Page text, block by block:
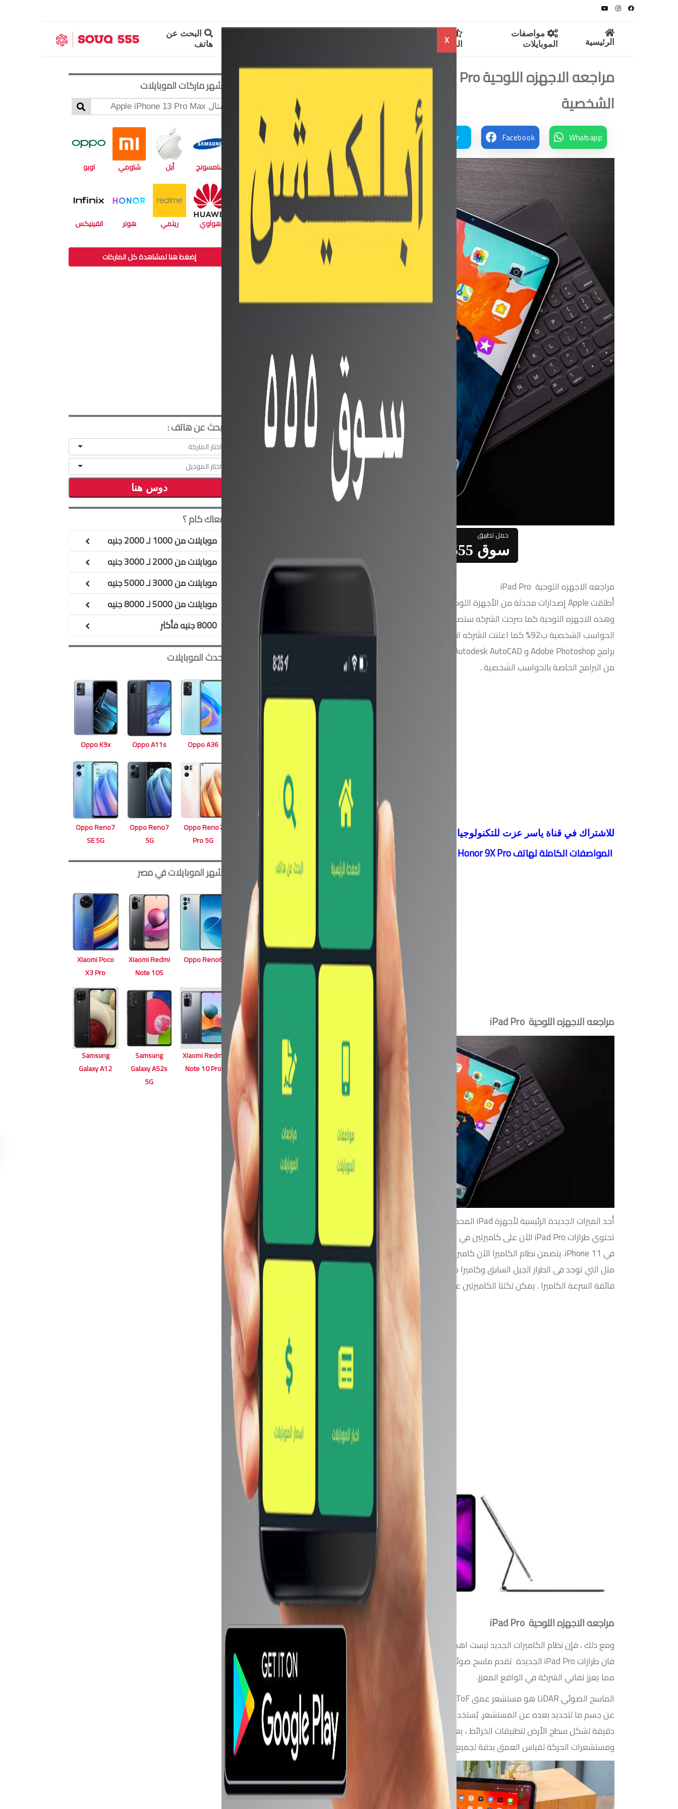
البحث عن
هاتف
الموبايلات
مواصفات
الموبايلات
الرئيسية
مراجعه الاجهزه اللوحية iPad Pro الجديدة بديل الحواسب
الشخصية
Whatsapp
Facebook
Twitter
سوق 555 علي الاندرويد
مراجعه الاجهزه اللوحية iPad Pro
أطلقت Apple إصدارات محدثة من الأجهزة اللوحية iPad Pro
وهذه الاجهزه اللوحية كما صرحت الشركه ستصبح اقوي من اجهزه
الحواسب الشخصية ب92% كما اعلنت الشركه انه سيمكن تشغيل
برامجAdobe Photoshop و Autodesk AutoCAD وغيرها
من البرامج الخاصة بالحواسب الشخصية .
للاشتراك في قناة ياسر عزت للتكنولوجيا اضغط هنا
المواصفات الكاملة لهاتف Honor 9X Pro اضغط هنا
مراجعه الاجهزه اللوحية iPad Pro
أحد الميزات الجديدة الرئيسية لأجهزة iPad المحدثة هذه هو نظام الكاميرا الجديد.
تحتوي طرازات iPad Pro الآن على كاميرتين في الخلف بنفش الطراز الموجودة
في iPhone 11. يتضمن نظام الكاميرا الآن كاميرا عادية بدقة 12 ميجابكسل f / 1.8
مثل التي توجد فى الطراز الجيل السابق وكاميرا جديدة بدقة 10 ميجابكسل f / 2.4
فائقة السرعة الكاميرا . يمكن لكلتا الكاميرتين عمل فيديو بدقة 4K حتى 60 إطارًا في الثانية.
مراجعه الاجهزه اللوحية iPad Pro
ومع ذلك ، فإن نظام الكاميرات الجديد ليست اهم ما يميز الجهاز اللوحي الجديد .
فان طرازات iPad Pro الجديدة تقدم ماسح ضوئي LiDAR للأجهزة ،
مما يعزز تفاني الشركة في الواقع المعزز.
الماسح الضوئي LiDAR هو مستشعر عمق ToF يعمل عن طريق ارتداد الليزر
عن جسم ما لتحديد بعده عن المستشعر. يُستخدم المستشعر بشكل شائع لرسم خريطة
دقيقة لشكل سطح الأرض لتطبيقات الخرائط ، يعمل المستشعر جنبًا إلى جنب مع الكاميرتين
ومستشعرات الحركة لقياس العمق بدقة لجميع أنواع تطبيقات الواقع المعزز.
أشهر ماركات الموبايلات
سامسونج أبل شاومي اوبو
هواوي ريلمي هونر انفينيكس
إضغط هنا لمشاهدة كل الماركات
ابحث عن هاتف :
معاك كام ؟
موبايلات من 1000 لـ 2000 جنيه
موبايلات من 2000 لـ 3000 جنيه
موبايلات من 3000 لـ 5000 جنيه
موبايلات من 5000 لـ 8000 جنيه
8000 جنيه فأكثر
أحدث الموبايلات
Oppo A36
Oppo A11s
Oppo K9x
Oppo Reno7
Pro 5G
Oppo Reno7
5G
Oppo Reno7
SE 5G
أشهر الموبايلات في مصر
Oppo Reno6
Xiaomi Redmi
Note 10S
Xiaomi Poco
X3 Pro
Xiaomi Redmi
Note 10 Pro
Samsung
Galaxy A52s
5G
Samsung
Galaxy A12
X